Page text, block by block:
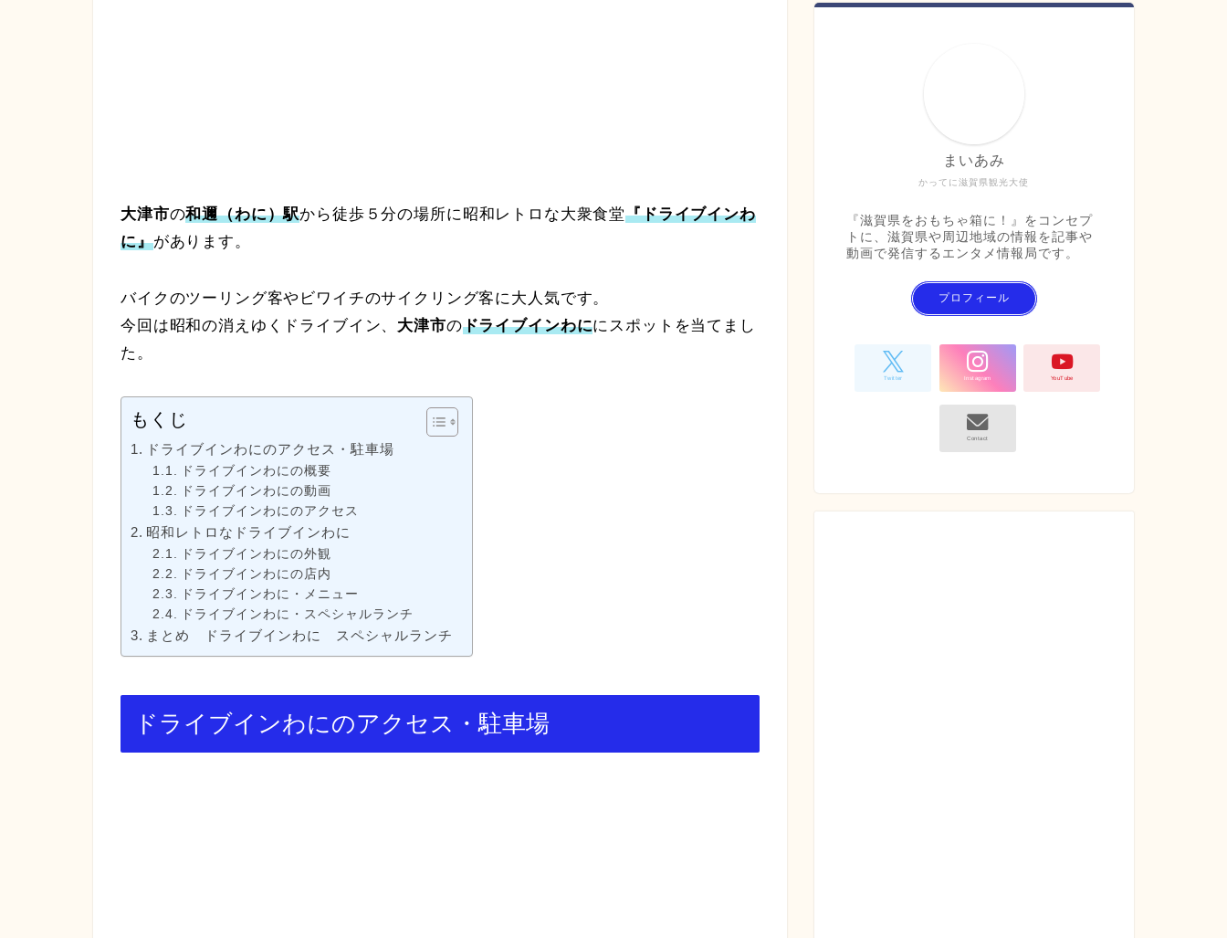
大津市の和邇（わに）駅から徒歩５分の場所に昭和レトロな大衆食堂『ドライブインわ
に』があります。
バイクのツーリング客やビワイチのサイクリング客に大人気です。
今回は昭和の消えゆくドライブイン、 大津市のドライブインわににスポットを当てまし
た。
もくじ
ドライブインわにのアクセス・駐車場
ドライブインわにの概要
ドライブインわにの動画
ドライブインわにのアクセス
昭和レトロなドライブインわに
ドライブインわにの外観
ドライブインわにの店内
ドライブインわに・メニュー
ドライブインわに・スペシャルランチ
まとめ ドライブインわに スペシャルランチ
ドライブインわにのアクセス・駐車場
かってに滋賀県観光大使
まいあみ
『滋賀県をおもちゃ箱に！』をコンセプ
トに、滋賀県や周辺地域の情報を記事や
動画で発信するエンタメ情報局です。
プロフィール